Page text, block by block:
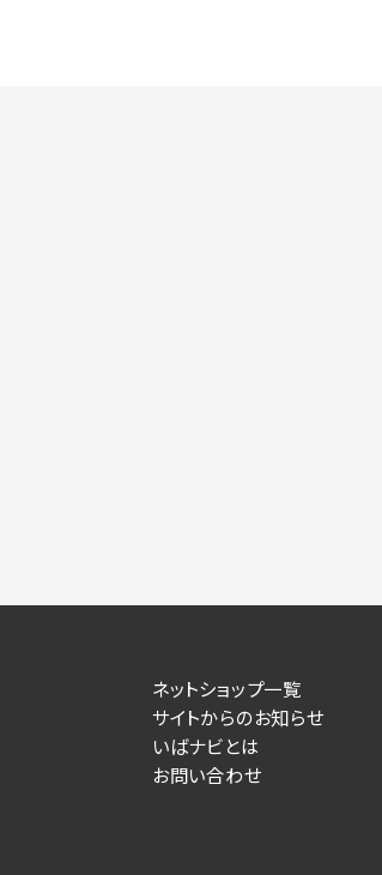
ネットショップ一覧
サイトからのお知らせ
いばナビとは
お問い合わせ